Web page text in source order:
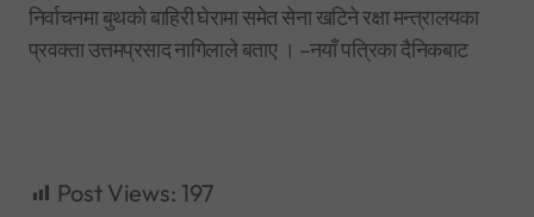
निर्वाचनमा बुथको बाहिरी घेरामा समेत सेना खटिने रक्षा मन्त्रालयका
प्रवक्ता उत्तमप्रसाद नागिलाले बताए । –नयाँ पत्रिका दैनिकबाट
Post Views: 197